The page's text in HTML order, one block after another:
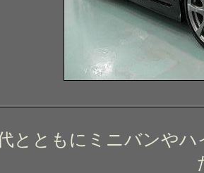
とともにミニバンや